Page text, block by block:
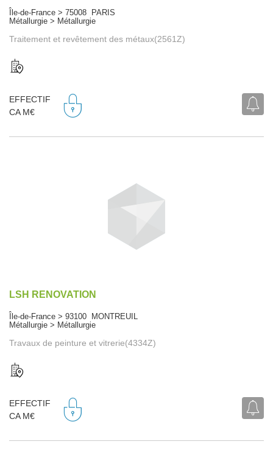
Île-de-France > 75008 PARIS
Métallurgie > Métallurgie
Traitement et revêtement des métaux(2561Z)
EFFECTIF
CA M€
LSH RENOVATION
Île-de-France > 93100 MONTREUIL
Métallurgie > Métallurgie
Travaux de peinture et vitrerie(4334Z)
EFFECTIF
CA M€